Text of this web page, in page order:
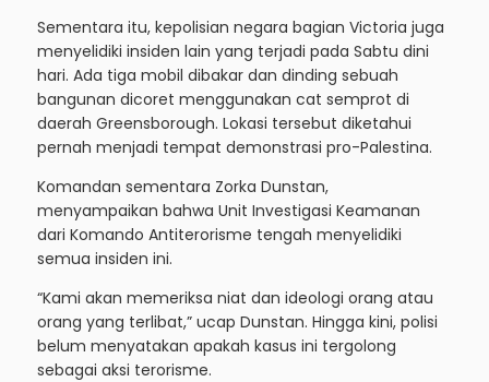
Sementara itu, kepolisian negara bagian Victoria juga
menyelidiki insiden lain yang terjadi pada Sabtu dini
hari. Ada tiga mobil dibakar dan dinding sebuah
bangunan dicoret menggunakan cat semprot di
daerah Greensborough. Lokasi tersebut diketahui
pernah menjadi tempat demonstrasi pro-Palestina.
Komandan sementara Zorka Dunstan,
menyampaikan bahwa Unit Investigasi Keamanan
dari Komando Antiterorisme tengah menyelidiki
semua insiden ini.
“Kami akan memeriksa niat dan ideologi orang atau
orang yang terlibat,” ucap Dunstan. Hingga kini, polisi
belum menyatakan apakah kasus ini tergolong
sebagai aksi terorisme.